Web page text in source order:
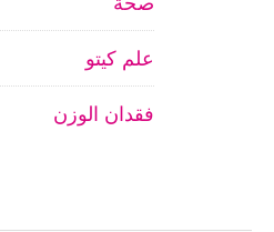
علم كيتو
فقدان الوزن